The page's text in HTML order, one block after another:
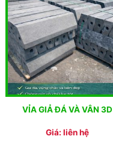
VỈA GIẢ ĐÁ VÀ VÂN 3D
Giá: liên hệ